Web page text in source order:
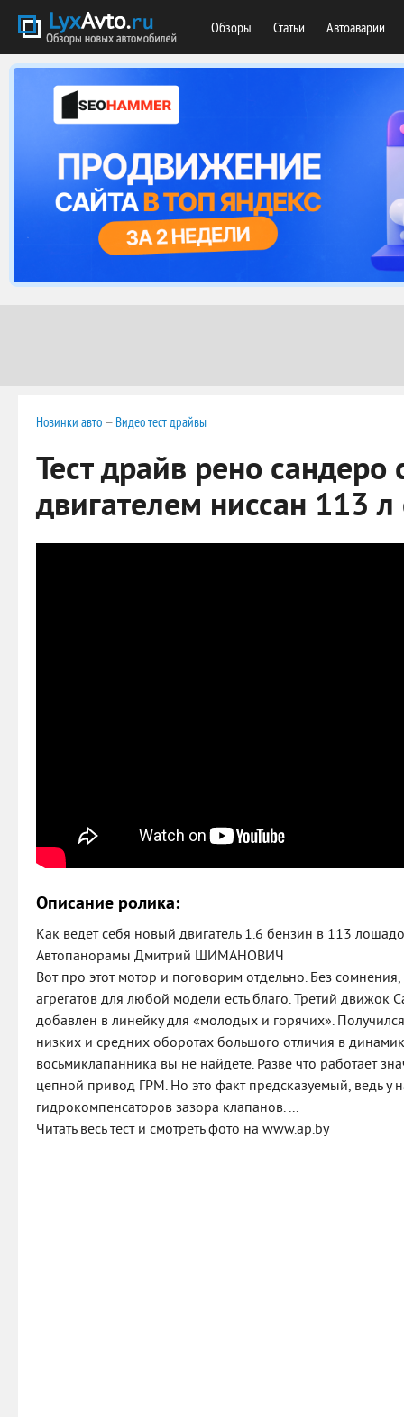
Обзоры Статьи Автоаварии
Новинки авто — Видео тест драйвы
Тест драйв рено сандеро
двигателем ниссан 113 л
Описание ролика:
Как ведет себя новый двигатель 1.6 бензин в 113
Автопанорамы Дмитрий ШИМАНОВИЧ
Вот про этот мотор и поговорим отдельно. Без
агрегатов для любой модели есть благо. Третий движок
добавлен в линейку для «молодых и горячих».
низких и средних оборотах большого отличия в
восьмиклапанника вы не найдете. Разве что работает
цепной привод ГРМ. Но это факт предсказуемый, ведь у
гидрокомпенсаторов зазора клапанов. ...
Читать весь тест и смотреть фото на www.ap.by